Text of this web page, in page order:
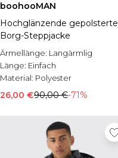
boohooMAN
Hochglänzende gepolsterte
Borg-Steppjacke
Ärmellänge: Langärmlig
Länge: Einfach
Material: Polyester
26,00 €90,00 €-71%